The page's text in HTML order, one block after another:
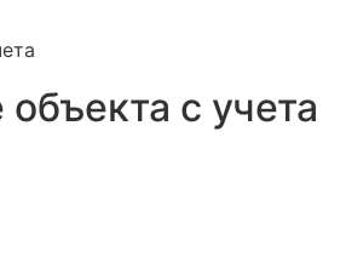
с учета